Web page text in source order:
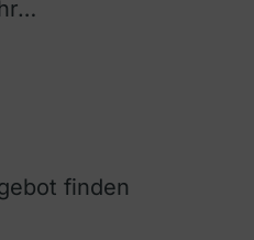
finden